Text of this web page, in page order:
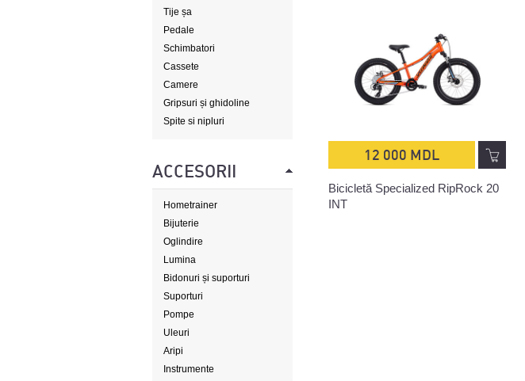
Tije șa
Pedale
Schimbatori
Cassete
Camere
Gripsuri și ghidoline
Spite si nipluri
ACCESORII
Hometrainer
Bijuterie
Oglindire
Lumina
Bidonuri și suporturi
Suporturi
Pompe
Uleuri
Aripi
Instrumente
12 000 MDL
Bicicletă Specialized RipRock 20
INT